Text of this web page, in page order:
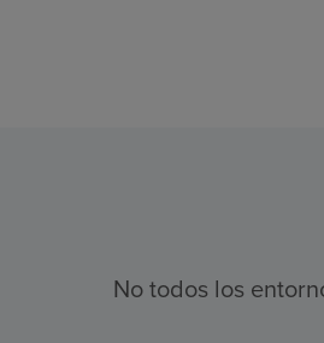
No todos los